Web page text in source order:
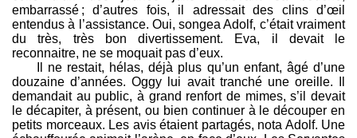
embarrassé ; d’autres fois, il adressait des clins d’œil
entendus à l’assistance. Oui, songea Adolf, c’était vraiment
du très, très bon divertissement. Eva, il devait le
reconnaitre, ne se moquait pas d’eux.
Il ne restait, hélas, déjà plus qu’un enfant, âgé d’une
douzaine d’années. Oggy lui avait tranché une oreille. Il
demandait au public, à grand renfort de mimes, s’il devait
le décapiter, à présent, ou bien continuer à le découper en
petits morceaux. Les avis étaient partagés, nota Adolf. Une